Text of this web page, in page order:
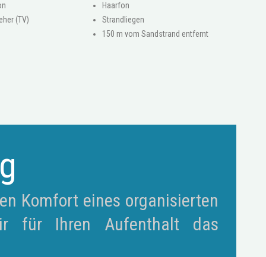
(TV)
Haarfon
Strandliegen
150 m vom Sandstrand entfernt
Komfort eines organisierten
für Ihren Aufenthalt das